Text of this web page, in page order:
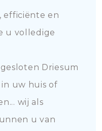
efficiënte en
u volledige
Driesum
uw huis of
wij als
u van